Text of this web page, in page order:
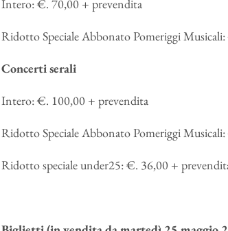
Intero: €. 70,00 + prevendita
Ridotto Speciale Abbonato Pomeriggi
Concerti serali
Intero: €. 100,00 + prevendita
Ridotto Speciale Abbonato Pomeriggi
Ridotto speciale under25: €. 36,00 +